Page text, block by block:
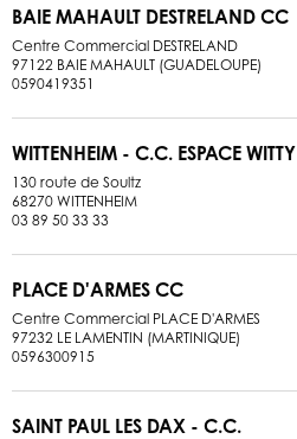
BAIE MAHAULT DESTRELAND CC
Centre Commercial DESTRELAND
97122 BAIE MAHAULT (GUADELOUPE)
0590419351
WITTENHEIM - C.C. ESPACE WITTY
130 route de Soultz
68270 WITTENHEIM
03 89 50 33 33
PLACE D'ARMES CC
Centre Commercial PLACE D'ARMES
97232 LE LAMENTIN (MARTINIQUE)
0596300915
SAINT PAUL LES DAX - C.C.